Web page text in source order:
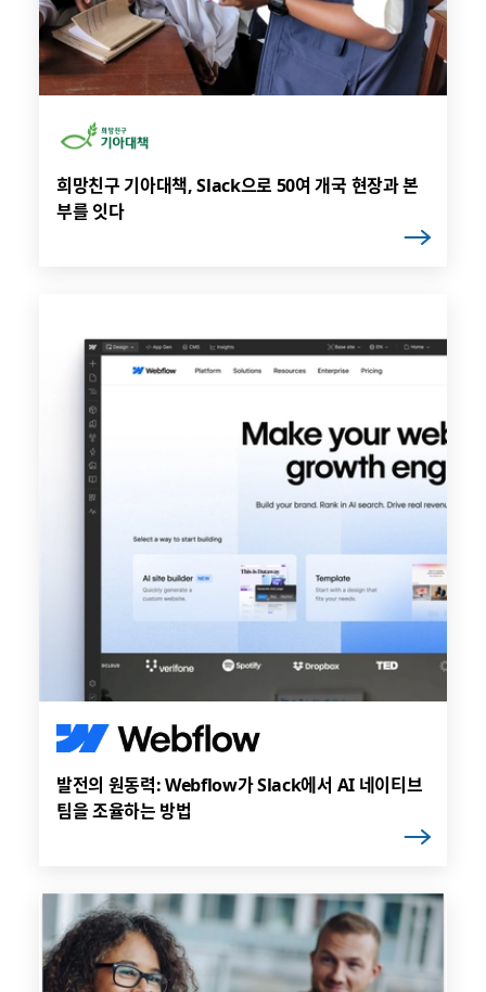
희망친구 기아대책, Slack으로 50여 개국 현장과 본
부를 잇다
발전의 원동력: Webflow가 Slack에서 AI 네이티브
팀을 조율하는 방법